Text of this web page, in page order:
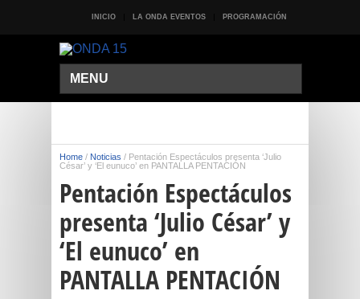
INICIO LA ONDA EVENTOS PROGRAMACIÓN
MENU
Home / Noticias / Pentación Espectáculos presenta ‘Julio
César’ y ‘El eunuco’ en PANTALLA PENTACIÓN
Pentación Espectáculos
presenta ‘Julio César’ y
‘El eunuco’ en
PANTALLA PENTACIÓN